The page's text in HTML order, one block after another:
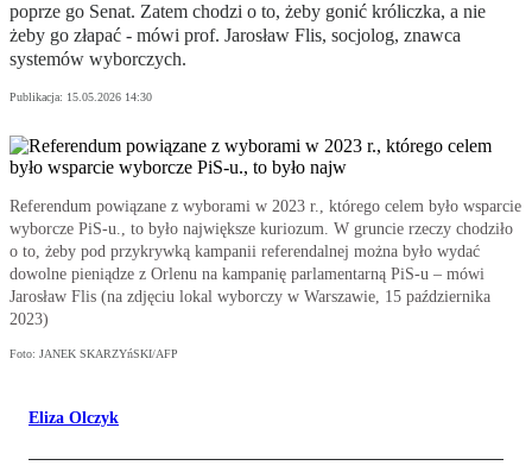
poprze go Senat. Zatem chodzi o to, żeby gonić króliczka, a nie
żeby go złapać - mówi prof. Jarosław Flis, socjolog, znawca
systemów wyborczych.
Publikacja: 15.05.2026 14:30
Referendum powiązane z wyborami w 2023 r., którego celem było wsparcie
wyborcze PiS-u., to było największe kuriozum. W gruncie rzeczy chodziło
o to, żeby pod przykrywką kampanii referendalnej można było wydać
dowolne pieniądze z Orlenu na kampanię parlamentarną PiS-u – mówi
Jarosław Flis (na zdjęciu lokal wyborczy w Warszawie, 15 października
2023)
Foto: JANEK SKARZYńSKI/AFP
Eliza Olczyk